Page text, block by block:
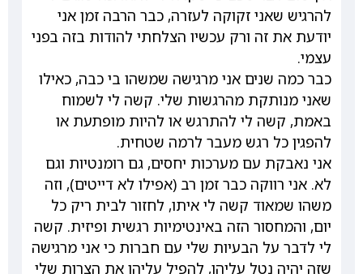
להרגיש שאני זקוקה לעזרה, כבר הרבה זמן אני
יודעת את זה ורק עכשיו הצלחתי להודות בזה בפני
עצמי.
כבר כמה שנים אני מרגישה שמשהו בי כבה, כאילו
שאני מנותקת מהרגשות שלי. קשה לי לשמוח
באמת, קשה לי להתרגש או להיות מופתעת או
להפגין כל רגש מעבר לרמה שטחית.
אני נאבקת עם מערכות יחסים, גם רומנטיות וגם
לא. אני רווקה כבר זמן רב (אפילו לא דייטים), וזה
משהו שמאוד קשה לי איתו, לחזור לבית ריק כל
יום, והמחסור הזה באינטימיות רגשית ופיזית. קשה
לי לדבר על הבעיות שלי עם חברות כי אני מרגישה
שזה יהיה נטל עליהן, להפיל עליהן את הצרות שלי